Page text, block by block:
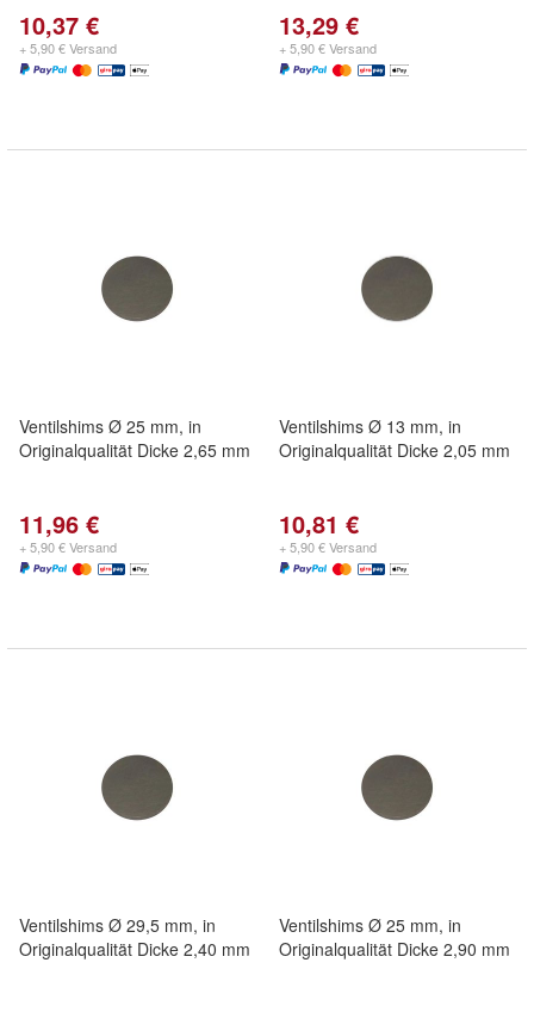
10,37 €
+ 5,90 € Versand
13,29 €
+ 5,90 € Versand
Ventilshims Ø 25 mm, in
Originalqualität Dicke 2,65 mm
11,96 €
+ 5,90 € Versand
Ventilshims Ø 13 mm, in
Originalqualität Dicke 2,05 mm
10,81 €
+ 5,90 € Versand
Ventilshims Ø 29,5 mm, in
Originalqualität Dicke 2,40 mm
Ventilshims Ø 25 mm, in
Originalqualität Dicke 2,90 mm